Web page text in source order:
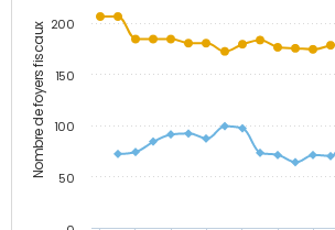
Nombre de foyers fiscaux
50
100
150
200